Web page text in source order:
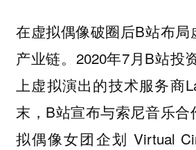
在虚拟偶像破圈后B站布
产业链。2020年7月B站投
上虚拟演出的技术服务商
末，B站宣布与索尼音乐合
拟偶像女团企划 Virtual